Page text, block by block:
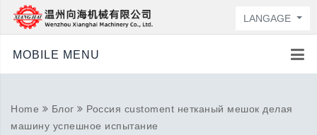
LANGAGE
MOBILE MENU
Home Блог
Россия customent нетканый мешок делая
машину успешное испытание